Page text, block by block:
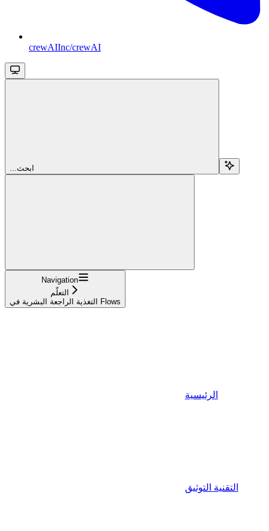
crewAIInc/crewAI
...ابحث
Navigation
التعلّم
التغذية الراجعة البشرية في Flows
الرئيسية
التقنية التوثيق